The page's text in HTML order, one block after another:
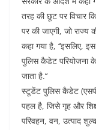
तरह की छूट पर विचार
पर की जाएगी, जो राज्य
कहा गया है, ‘‘इसलिए,
पुलिस कैडेट परियोजना के
जाता है.‘‘
स्टूडेंट पुलिस कैडेट
पहल है, जिसे गृह और
परिवहन, वन, उत्पाद